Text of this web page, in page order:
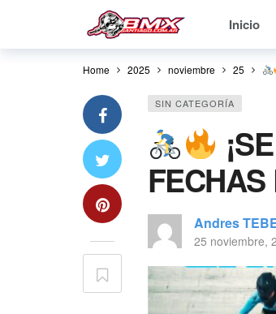
Inicio
Home 2025 noviembre 25
SIN CATEGORÍA
Andres
25 noviembre,